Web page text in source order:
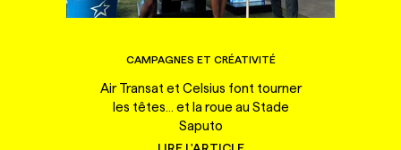
CAMPAGNES ET CRÉATIVITÉ
Air Transat et Celsius font tourner
les têtes... et la roue au Stade
Saputo